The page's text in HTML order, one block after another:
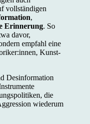
vollständigen
,
Erinnerung. So
davor,
empfahl eine
Kunst-
Desinformation
die
wiederum